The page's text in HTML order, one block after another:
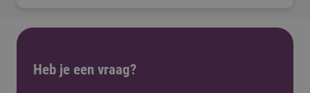
Heb je een vraag?